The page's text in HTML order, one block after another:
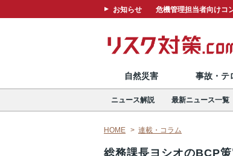
お知らせ 危機管理担当者向けコ
自然災害 事故・テ
ニュース解説 最新ニュース一覧
HOME 連載・コラム
総務課長ヨシオのBCP